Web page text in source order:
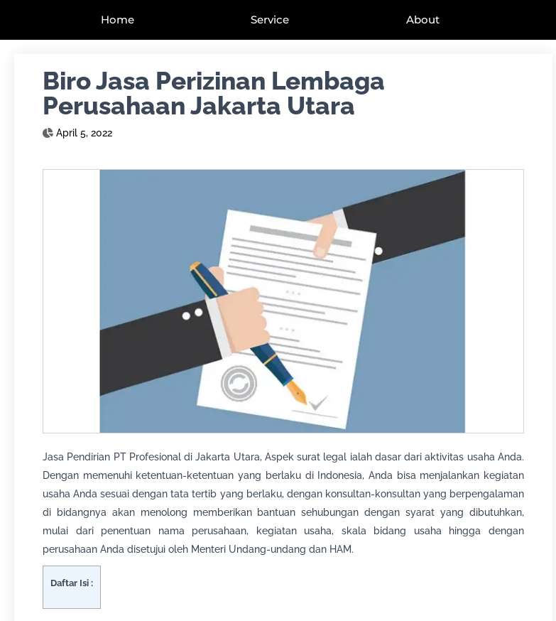
Home Service About
Biro Jasa Perizinan Lembaga
Perusahaan Jakarta Utara
April 5, 2022
Jasa Pendirian PT Profesional di Jakarta Utara, Aspek surat legal ialah dasar dari aktivitas usaha Anda.
Dengan memenuhi ketentuan-ketentuan yang berlaku di Indonesia, Anda bisa menjalankan kegiatan
usaha Anda sesuai dengan tata tertib yang berlaku, dengan konsultan-konsultan yang berpengalaman
di bidangnya akan menolong memberikan bantuan sehubungan dengan syarat yang dibutuhkan,
mulai dari penentuan nama perusahaan, kegiatan usaha, skala bidang usaha hingga dengan
perusahaan Anda disetujui oleh Menteri Undang-undang dan HAM.
Daftar Isi :